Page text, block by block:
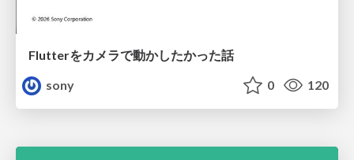
Flutterをカメラで動かしたかった話
sony
0 120